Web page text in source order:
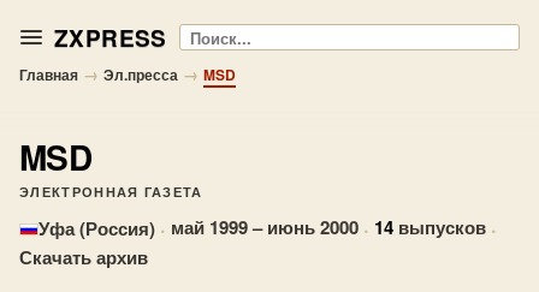
ZXPRESS Поиск
Главная → Эл.пресса → MSD
MSD
ЭЛЕКТРОННАЯ ГАЗЕТА
Уфа (Россия) · май 1999 – июнь 2000 · 14 выпусков ·
Скачать архив